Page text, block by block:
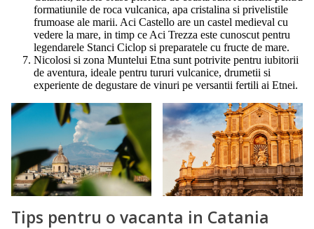
formatiunile de roca vulcanica, apa cristalina si privelistile
frumoase ale marii. Aci Castello are un castel medieval cu
vedere la mare, in timp ce Aci Trezza este cunoscut pentru
legendarele Stanci Ciclop si preparatele cu fructe de mare.
Nicolosi si zona Muntelui Etna sunt potrivite pentru iubitorii
de aventura, ideale pentru tururi vulcanice, drumetii si
experiente de degustare de vinuri pe versantii fertili ai Etnei.
Tips pentru o vacanta in Catania